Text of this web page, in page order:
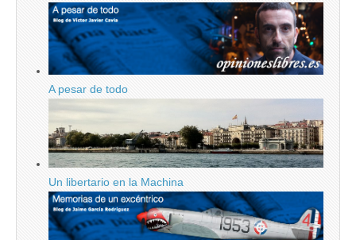
A pesar de todo
Un libertario en la Machina